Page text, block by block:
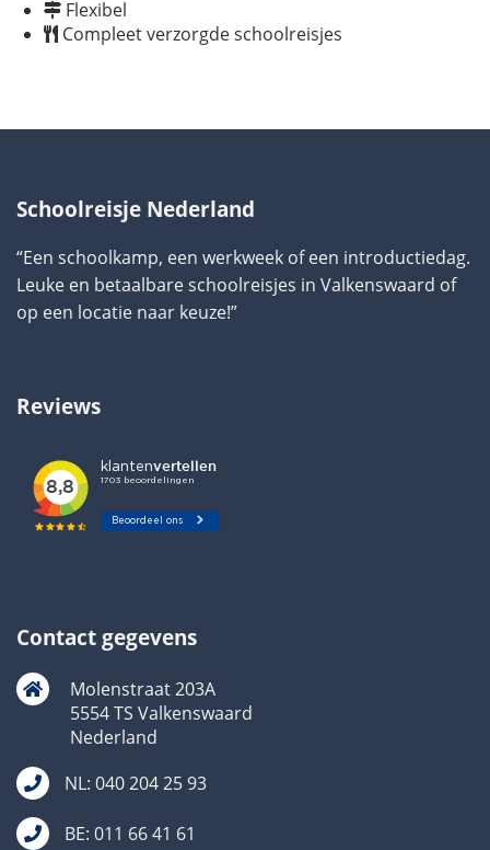
Flexibel
Compleet verzorgde schoolreisjes
Schoolreisje Nederland
“Een schoolkamp, een werkweek of een introductiedag.
Leuke en betaalbare schoolreisjes in Valkenswaard of
op een locatie naar keuze!”
Reviews
Contact gegevens
Molenstraat 203A
5554 TS Valkenswaard
Nederland
NL: 040 204 25 93
BE: 011 66 41 61